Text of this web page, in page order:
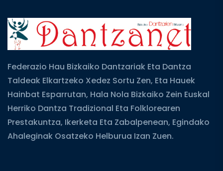
Federazio Hau Bizkaiko Dantzariak Eta Dantza
Taldeak Elkartzeko Xedez Sortu Zen, Eta Hauek
Hainbat Esparrutan, Hala Nola Bizkaiko Zein Euskal
Herriko Dantza Tradizional Eta Folklorearen
Prestakuntza, Ikerketa Eta Zabalpenean, Egindako
Ahaleginak Osatzeko Helburua Izan Zuen.